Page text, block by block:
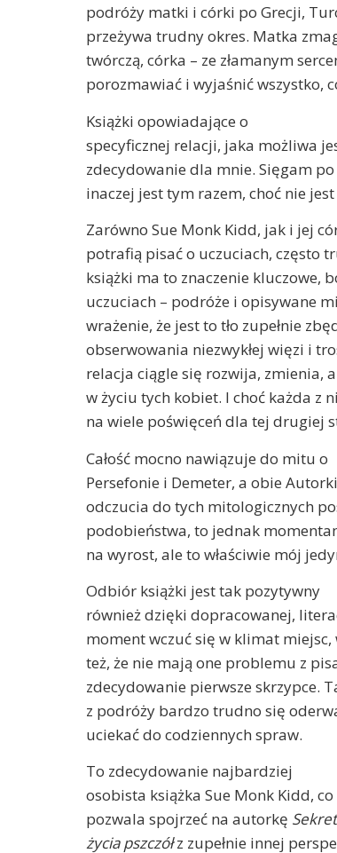
podróży matki i córki po Grecji,
przeżywa trudny okres. Matka
twórczą, córka – ze złamanym
porozmawiać i wyjaśnić wszystko,
Książki opowiadające o
specyficznej relacji, jaka możliwa
zdecydowanie dla mnie. Sięgam
inaczej jest tym razem, choć nie
Zarówno Sue Monk Kidd, jak i jej
potrafią pisać o uczuciach, często
książki ma to znaczenie kluczowe,
uczuciach – podróże i opisywane
wrażenie, że jest to tło zupełnie
obserwowania niezwykłej więzi i
relacja ciągle się rozwija, zmienia,
w życiu tych kobiet. I choć każda z
na wiele poświęceń dla tej drugiej
Całość mocno nawiązuje do mitu o
Persefonie i Demeter, a obie
odczucia do tych mitologicznych
podobieństwa, to jednak
na wyrost, ale to właściwie mój
Odbiór książki jest tak pozytywny
również dzięki dopracowanej,
moment wczuć się w klimat
też, że nie mają one problemu z
zdecydowanie pierwsze skrzypce.
z podróży bardzo trudno się
uciekać do codziennych spraw.
To zdecydowanie najbardziej
osobista książka Sue Monk Kidd,
pozwala spojrzeć na autorkę
życia pszczółz zupełnie innej